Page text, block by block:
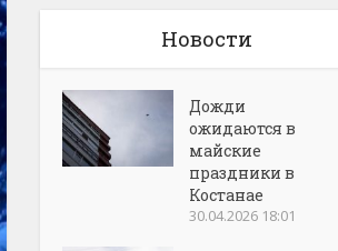
Новости
Дожди
ожидаются в
майские
праздники в
Костанае
30.04.2026 18:01